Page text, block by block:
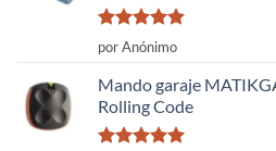
Valorado
con
por Anónimo
Mando garaje
Rolling Code